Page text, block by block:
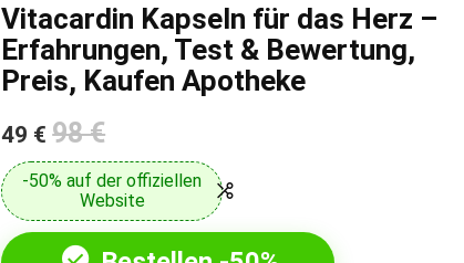
Vitacardin Kapseln für das Herz –
Erfahrungen, Test & Bewertung,
Preis, Kaufen Apotheke
49 €98 €
-50% auf der offiziellen
Website